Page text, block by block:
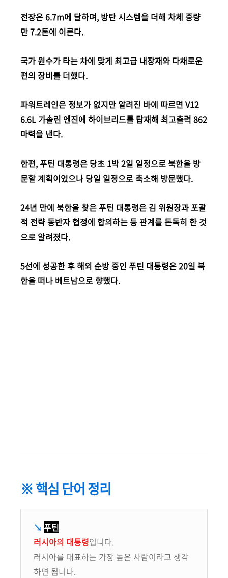
전장은 6.7m에 달하며, 방탄 시스템을 더해 차체 중량
만 7.2톤에 이른다.
국가 원수가 타는 차에 맞게 최고급 내장재와 다채로운
편의 장비를 더했다.
파워트레인은 정보가 없지만 알려진 바에 따르면 V12
6.6L 가솔린 엔진에 하이브리드를 탑재해 최고출력 862
마력을 낸다.
한편, 푸틴 대통령은 당초 1박 2일 일정으로 북한을 방
문할 계획이었으나 당일 일정으로 축소해 방문했다.
24년 만에 북한을 찾은 푸틴 대통령은 김 위원장과 포괄
적 전략 동반자 협정에 합의하는 등 관계를 돈독히 한 것
으로 알려졌다.
5선에 성공한 후 해외 순방 중인 푸틴 대통령은 20일 북
한을 떠나 베트남으로 향했다.
※ 핵심 단어 정리
↘ 푸틴
러시아의 대통령입니다.
러시아를 대표하는 가장 높은 사람이라고 생각
하면 됩니다.